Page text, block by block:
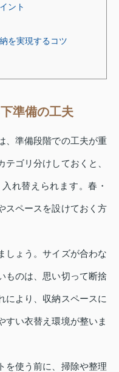
ント
を実現するコツ
準備の工夫
、準備段階での工夫が重
ゴリ分けしておくと、
れ替えられます。春・
スペースを設けておく方
しょう。サイズが合わな
ものは、思い切って断捨
により、収納スペースに
すい衣替え環境が整いま
を使う前に、掃除や整理